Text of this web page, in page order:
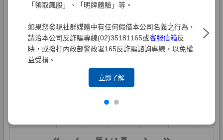
「領取飆股」、「明牌體驗」等。
如果您發現社群媒體中有任何假借本公司名義之行為，
請洽本公司反詐騙專線(02)35181165或客服信箱反
映，或撥打內政部警政署165反詐騙諮詢專線，以免權
益受損。
立即了解